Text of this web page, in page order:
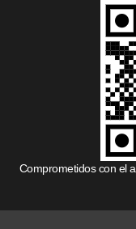
Comprometidos con el